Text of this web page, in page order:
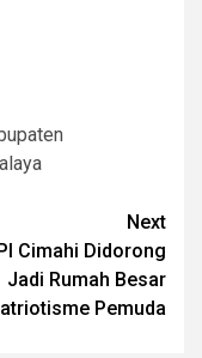
Next
Cimahi Didorong
Jadi Rumah Besar
Pemuda